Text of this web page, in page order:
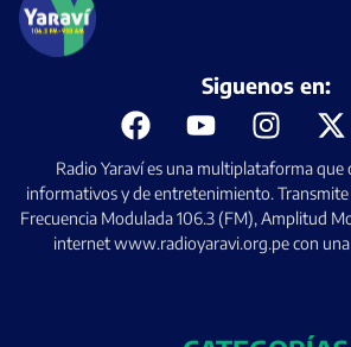
Radio Yaraví es una multiplataforma
informativos y de entretenimiento. Transmite
Frecuencia Modulada 106.3 (FM), Amplitud
internet www.radioyaravi.org.pe con
Siguenos en: